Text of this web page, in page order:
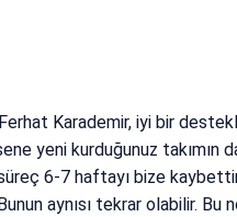
Karademir, iyi bir
yeni kurduğunuz takımın
6-7 haftayı bize
aynısı tekrar olabilir. Bu